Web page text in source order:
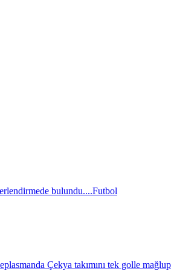
bulundu....Futbol
Çekya takımını tek golle